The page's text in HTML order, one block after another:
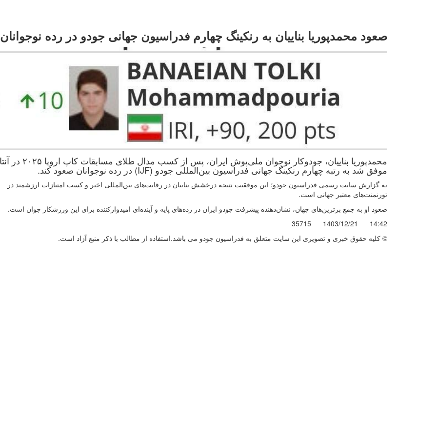
صعود محمدپوریا بناییان به رنکینگ چهارم فدراسیون جهانی جودو در رده نوجوانان
محمدپوریا بناییان، جودوکار نوجوان ملی‌پوش ایران، پس از کسب مدال
موفق شد به رتبه چهارم رنکینگ جهانی فدراسیون بین‌المللی جودو (IJF) در رده نوجوانان صعود کند.
به گزارش سایت رسمی فدراسیون جودو؛ این موفقیت نتیجه درخشش بناییان در رقابت‌های بین‌المللی اخیر و کسب امتیازات ارزشمند در
تورنمنت‌های معتبر جهانی است.
صعود او به جمع برترین‌های جهان، نشان‌دهنده پیشرفت جودو ایران در رده‌های پایه و آینده‌ای امیدوارکننده برای این ورزشکار جوان است.
14:42
1403/12/21
35715
© کليه حقوق خبری و تصويری اين سايت متعلق به فدراسیون جودو می باشد.استفاده از مطالب با ذكر منبع آزاد است.